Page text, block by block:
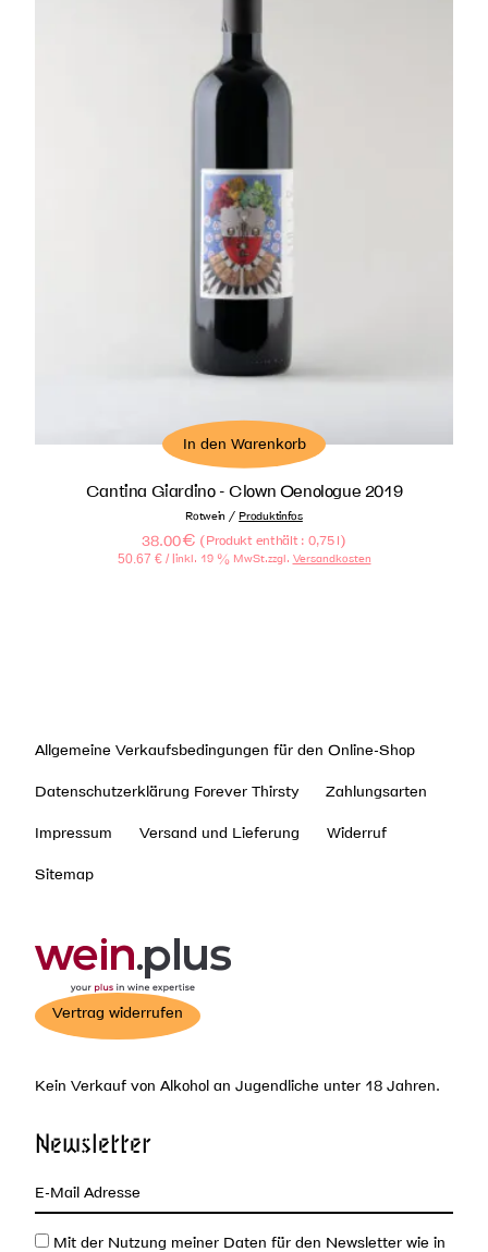
In den Warenkorb
Cantina Giardino - Clown Oenologue 2019
Rotwein / Produktinfos
38.00€ (Produkt enthält : 0,75 l)
50.67 € / linkl. 19 % MwSt.zzgl. Versandkosten
Allgemeine Verkaufsbedingungen für den Online-Shop
Datenschutzerklärung Forever Thirsty Zahlungsarten
Impressum Versand und Lieferung Widerruf
Sitemap
Vertrag widerrufen
Kein Verkauf von Alkohol an Jugendliche unter 18 Jahren.
Newsletter
Mit der Nutzung meiner Daten für den Newsletter wie in